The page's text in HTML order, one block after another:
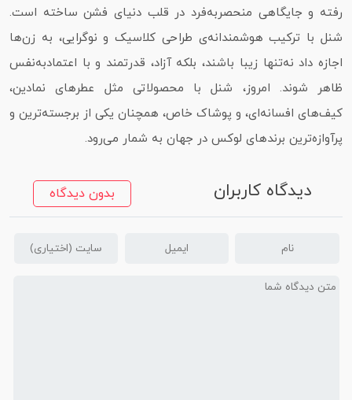
رفته و جایگاهی منحصربه‌فرد در قلب دنیای فشن ساخته است.
شنل با ترکیب هوشمندانه‌ی طراحی کلاسیک و نوگرایی، به زن‌ها
اجازه داد نه‌تنها زیبا باشند، بلکه آزاد، قدرتمند و با اعتماد‌به‌نفس
ظاهر شوند. امروز، شنل با محصولاتی مثل عطرهای نمادین،
کیف‌های افسانه‌ای، و پوشاک خاص، همچنان یکی از برجسته‌ترین و
پرآوازه‌ترین برندهای لوکس در جهان به شمار می‌رود.
دیدگاه کاربران بدون دیدگاه